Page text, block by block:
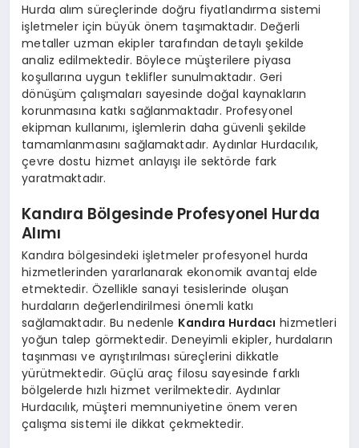
Hurda alım süreçlerinde doğru fiyatlandırma sistemi
işletmeler için büyük önem taşımaktadır. Değerli
metaller uzman ekipler tarafından detaylı şekilde
analiz edilmektedir. Böylece müşterilere piyasa
koşullarına uygun teklifler sunulmaktadır. Geri
dönüşüm çalışmaları sayesinde doğal kaynakların
korunmasına katkı sağlanmaktadır. Profesyonel
ekipman kullanımı, işlemlerin daha güvenli şekilde
tamamlanmasını sağlamaktadır. Aydınlar Hurdacılık,
çevre dostu hizmet anlayışı ile sektörde fark
yaratmaktadır.
Kandıra Bölgesinde Profesyonel Hurda
Alımı
Kandıra bölgesindeki işletmeler profesyonel hurda
hizmetlerinden yararlanarak ekonomik avantaj elde
etmektedir. Özellikle sanayi tesislerinde oluşan
hurdaların değerlendirilmesi önemli katkı
sağlamaktadır. Bu nedenle Kandıra Hurdacı hizmetleri
yoğun talep görmektedir. Deneyimli ekipler, hurdaların
taşınması ve ayrıştırılması süreçlerini dikkatle
yürütmektedir. Güçlü araç filosu sayesinde farklı
bölgelerde hızlı hizmet verilmektedir. Aydınlar
Hurdacılık, müşteri memnuniyetine önem veren
çalışma sistemi ile dikkat çekmektedir.